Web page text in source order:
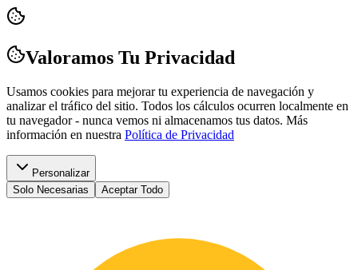
Valoramos Tu Privacidad
Usamos cookies para mejorar tu experiencia de navegación y
analizar el tráfico del sitio. Todos los cálculos ocurren localmente en
tu navegador - nunca vemos ni almacenamos tus datos. Más
información en nuestra Política de Privacidad
Personalizar
Solo Necesarias
Aceptar Todo